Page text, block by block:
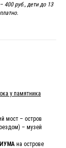
400 руб., дети до 13
у памятника
мост – остров
– музей
на острове